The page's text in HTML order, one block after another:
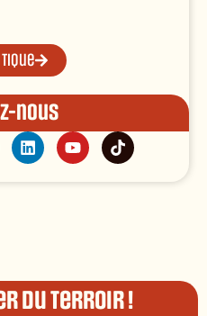
nous
du terroir !